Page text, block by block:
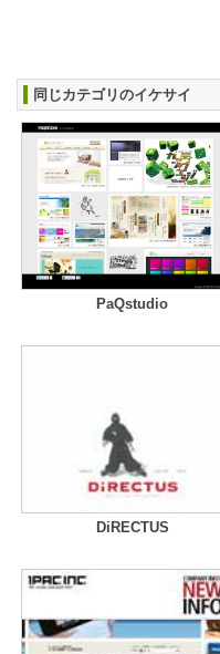
同じカテゴリのイケサイ
PaQstudio
DiRECTUS